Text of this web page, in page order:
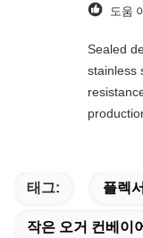
도움
Sealed
stainless
태그: 플렉
작은 오거 컨베이